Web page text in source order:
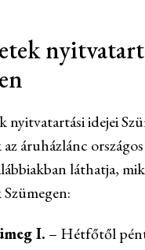
idejei
az áruházlánc
láthatja,
I. – Hétfőtől